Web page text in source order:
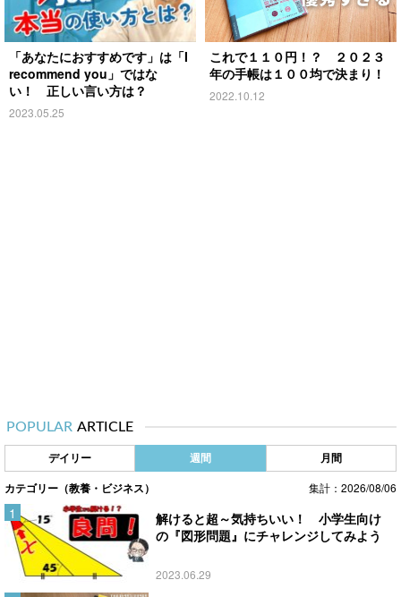
「あなたにおすすめです」は「I
recommend you」ではな
い！ 正しい言い方は？
2023.05.25
これで１１０円！？ ２０２３
年の手帳は１００均で決まり！
2022.10.12
POPULAR ARTICLE
デイリー 週間 月間
カテゴリー（教養・ビジネス） 集計：2026/08/06
解けると超～気持ちいい！ 小学生向け
の『図形問題』にチャレンジしてみよう
2023.06.29